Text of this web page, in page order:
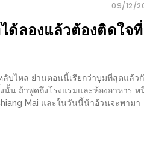
09/12/
ด้ลองแล้วต้องติดใจที่
ลับไหล ย่านตอนนี้เรียกว่าบูมที่สุดแล้ว
น ถ้าพูดถึงโรงแรมและห้องอาหาร ห
Mai และในวันนี้น้าอ้วนจะพามา